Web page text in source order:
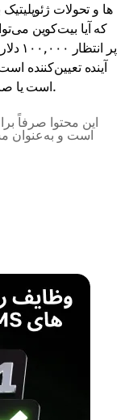
که آیا بیت‌کوین
پر
آینده تعیین‌کننده
است یا صرفاً وقفه‌ای کوتاه در بازار نوسانی خواهد بود.
این محتوا صرفاً
است و به‌عنوان